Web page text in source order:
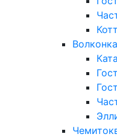
Волконка